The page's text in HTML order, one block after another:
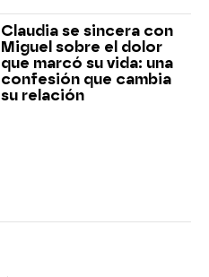
Claudia se sincera con
Miguel sobre el dolor
que marcó su vida: una
confesión que cambia
su relación